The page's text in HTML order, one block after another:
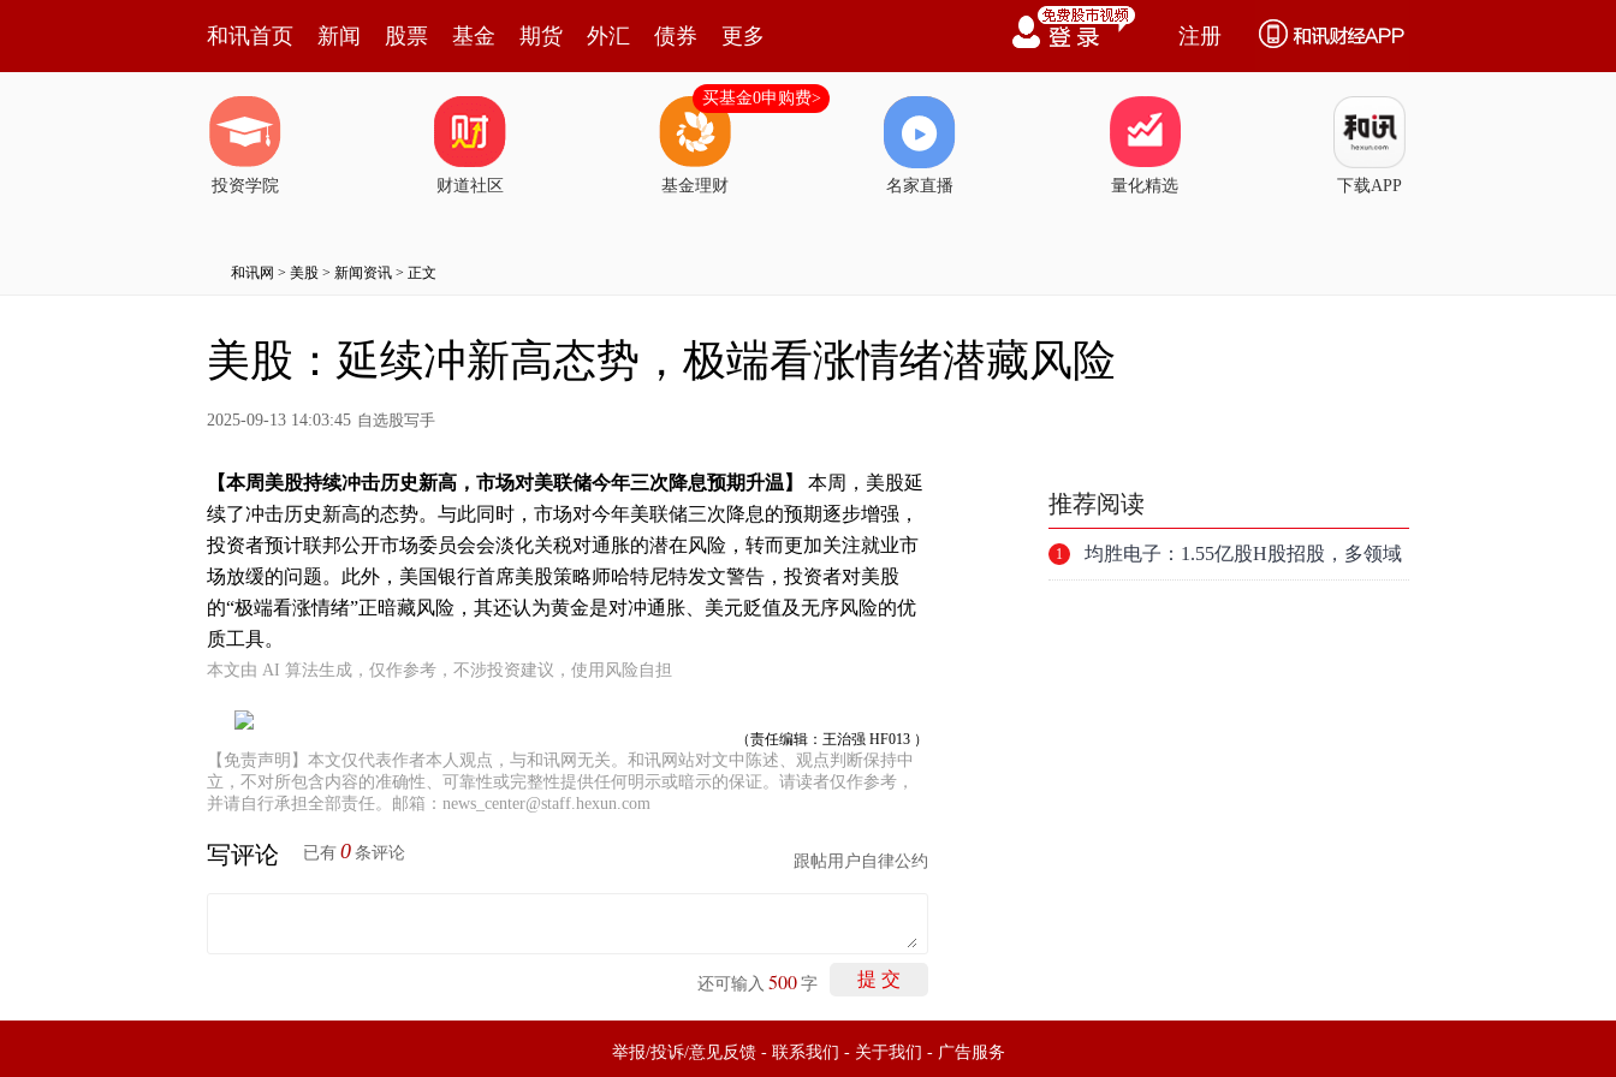
和讯首页 新闻 股票 基金 期货 外汇 债券 更多 注册
投资学院 财道社区 基金理财
买基金0申购费>
名家直播 量化精选 下载APP
和讯网 > 美股 > 新闻资讯 > 正文
美股：延续冲新高态势，极端看涨情绪潜藏风险
2025-09-13 14:03:45 自选股写手
【本周美股持续冲击历史新高，市场对美联储今年三次降息预期升温】
本周，美股延
续了冲击历史新高的态势。与此同时，市场对今年美联储三次降息的预期逐步增强，
投资者预计联邦公开市场委员会会淡化关税对通胀的潜在风险，转而更加关注就业市
场放缓的问题。此外，美国银行首席美股策略师哈特尼特发文警告，投资者对美股
的“极端看涨情绪”正暗藏风险，其还认为黄金是对冲通胀、美元贬值及无序风险的优
质工具。
本文由 AI 算法生成，仅作参考，不涉投资建议，使用风险自担
（责任编辑：王治强 HF013 ）
【免责声明】本文仅代表作者本人观点，与和讯网无关。和讯网站对文中陈述、观点判断保持中
立，不对所包含内容的准确性、可靠性或完整性提供任何明示或暗示的保证。请读者仅作参考，
并请自行承担全部责任。邮箱：news_center@staff.hexun.com
写评论 已有 0 条评论 跟帖用户自律公约
提 交
还可输入 500 字
推荐阅读
1 均胜电子：1.55亿股H股招股，多领域
举报/投诉/意见反馈- 联系我们 - 关于我们 - 广告服务